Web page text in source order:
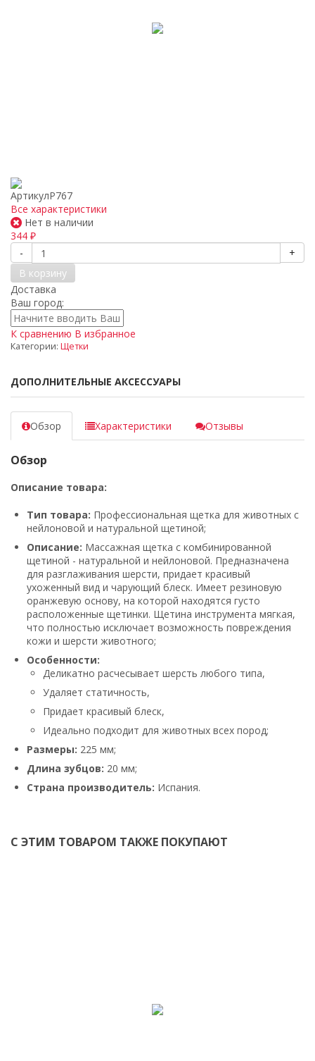
АртикулP767
Все характеристики
Нет в наличии
344 ₽
-
+
В корзину
Доставка
Ваш город:
К сравнению В избранное
Категории: Щетки
ДОПОЛНИТЕЛЬНЫЕ АКСЕССУАРЫ
Обзор Характеристики Отзывы
Обзор
Описание товара:
Тип товара: Профессиональная щетка для животных с
нейлоновой и натуральной щетиной;
Описание: Массажная щетка с комбинированной
щетиной - натуральной и нейлоновой. Предназначена
для разглаживания шерсти, придает красивый
ухоженный вид и чарующий блеск. Имеет резиновую
оранжевую основу, на которой находятся густо
расположенные щетинки. Щетина инструмента мягкая,
что полностью исключает возможность повреждения
кожи и шерсти животного;
Особенности:
Деликатно расчесывает шерсть любого типа,
Удаляет статичность,
Придает красивый блеск,
Идеально подходит для животных всех пород;
Размеры: 225 мм;
Длина зубцов: 20 мм;
Страна производитель: Испания.
С ЭТИМ ТОВАРОМ ТАКЖЕ ПОКУПАЮТ